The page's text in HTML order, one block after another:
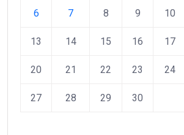
6 7 8 9 10
13 14 15 16 17
20 21 22 23 24
27 28 29 30